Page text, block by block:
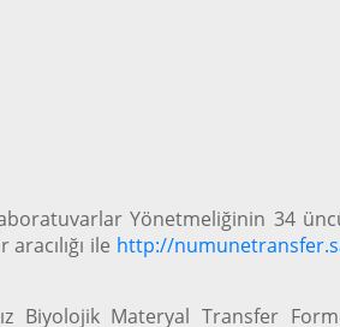
Yönetmeliğinin 34
ile http://
Biyolojik Materyal Transfer